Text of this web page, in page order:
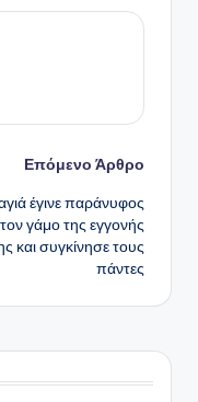
Επόμενο Άρθρο
έγινε παράνυφος
γάμο της εγγονής
και συγκίνησε τους
πάντες